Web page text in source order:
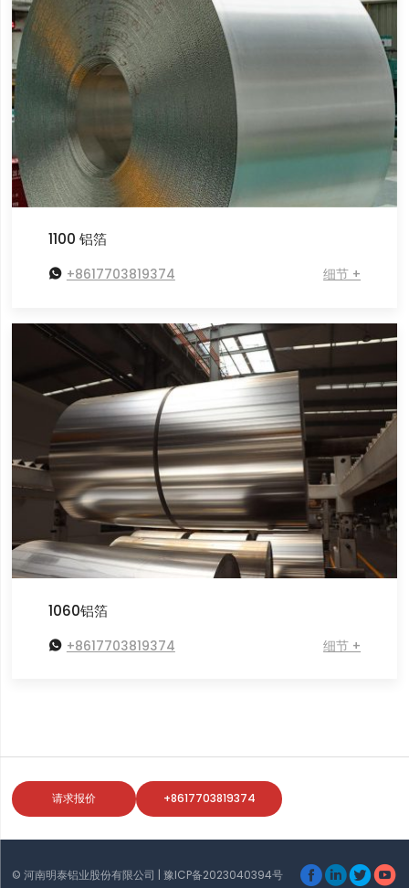
1100 铝箔
 +8617703819374 细节 +
1060铝箔
 +8617703819374 细节 +
请求报价 +8617703819374
© 河南明泰铝业股份有限公司 | 豫ICP备2023040394号 